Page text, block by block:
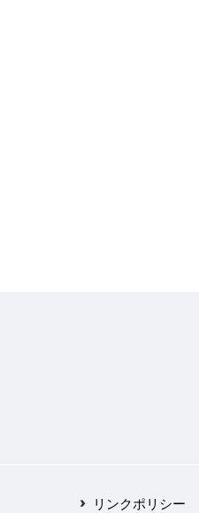
リンクポリシー